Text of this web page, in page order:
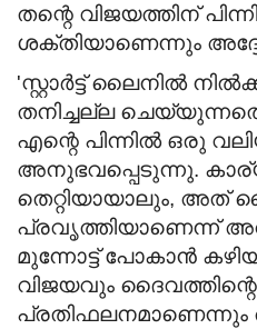
തന്റെ വിജയത്തിന്
ശക്തിയാണെന്നും
'സ്റ്റാര്‍ട്ട് ലൈനില്‍
തനിച്ചല്ല
എന്റെ പിന്നില്‍ ഒരു
അനുഭവപ്പെടുന്നു.
തെറ്റിയായാലും, അത്
പ്രവൃത്തിയാണെന്ന്
മുന്നോട്ട് പോകാന്‍
വിജയവും